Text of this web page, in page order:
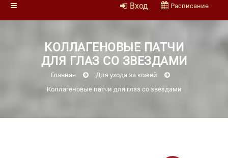
Вход Расписание
КОЛЛАГЕНОВЫЕ ПАТЧИ
ДЛЯ ГЛАЗ СО ЗВЕЗДАМИ
Главная
Для ухода за кожей
Коллагеновые патчи для глаз со звездами